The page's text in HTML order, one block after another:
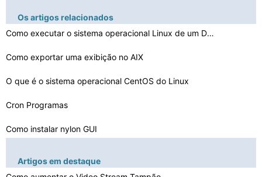
Os artigos relacionados
Como executar o sistema operacional Linux de um DVD
Como exportar uma exibição no AIX
O que é o sistema operacional CentOS do Linux
Cron Programas
Como instalar nylon GUI
Artigos em destaque